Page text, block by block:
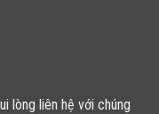
lòng liên hệ với chúng